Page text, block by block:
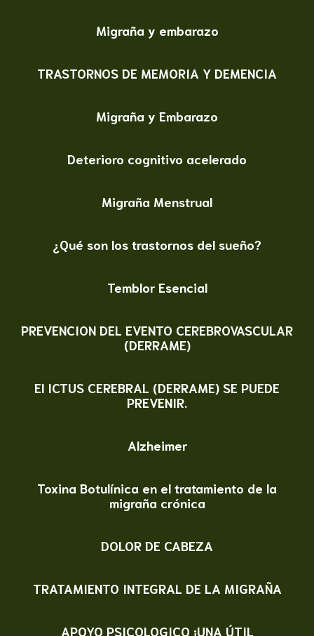
Migraña y embarazo
TRASTORNOS DE MEMORIA Y DEMENCIA
Migraña y Embarazo
Deterioro cognitivo acelerado
Migraña Menstrual
¿Qué son los trastornos del sueño?
Temblor Esencial
PREVENCION DEL EVENTO CEREBROVASCULAR
(DERRAME)
El ICTUS CEREBRAL (DERRAME) SE PUEDE
PREVENIR.
Alzheimer
Toxina Botulínica en el tratamiento de la
migraña crónica
DOLOR DE CABEZA
TRATAMIENTO INTEGRAL DE LA MIGRAÑA
APOYO PSICOLOGICO ¡UNA ÚTIL